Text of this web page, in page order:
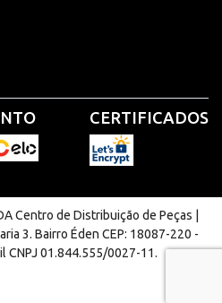
CERTIFICADOS
Centro de Distribuição de Peças |
3. Bairro Éden CEP: 18087-220 -
CNPJ 01.844.555/0027-11.